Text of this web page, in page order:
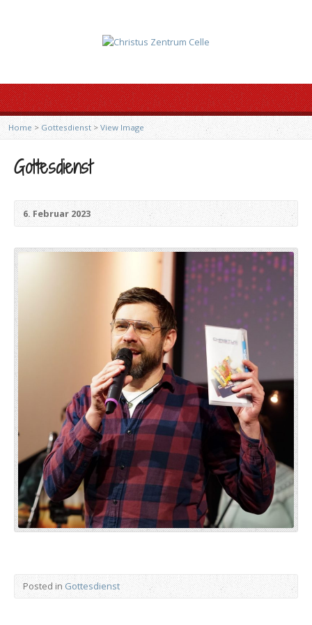
Home > Gottesdienst > View Image
Gottesdienst
6. Februar 2023
Posted in Gottesdienst